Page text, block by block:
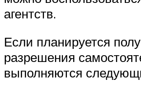
агентств.
Если планируется
разрешения
выполняются